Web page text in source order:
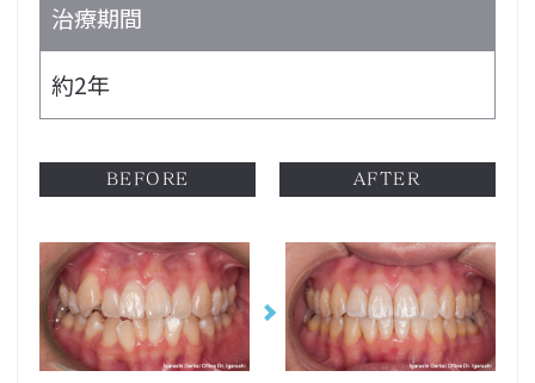
治療期間
約2年
BEFORE AFTER